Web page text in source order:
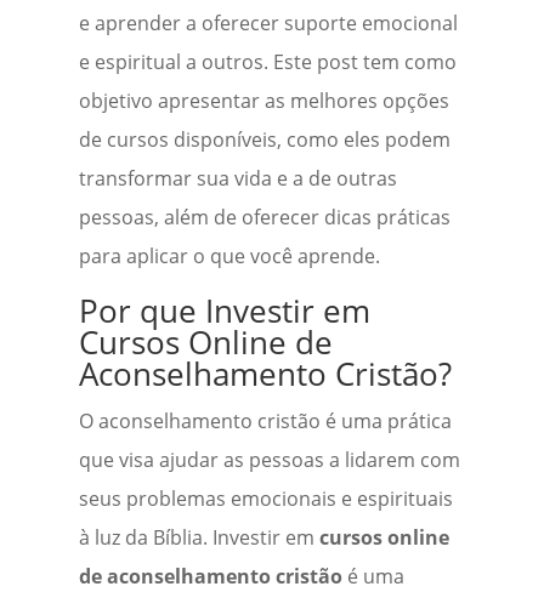
e aprender a oferecer suporte emocional
e espiritual a outros. Este post tem como
objetivo apresentar as melhores opções
de cursos disponíveis, como eles podem
transformar sua vida e a de outras
pessoas, além de oferecer dicas práticas
para aplicar o que você aprende.
Por que Investir em
Cursos Online de
Aconselhamento Cristão?
O aconselhamento cristão é uma prática
que visa ajudar as pessoas a lidarem com
seus problemas emocionais e espirituais
à luz da Bíblia. Investir em cursos online
de aconselhamento cristãoé uma